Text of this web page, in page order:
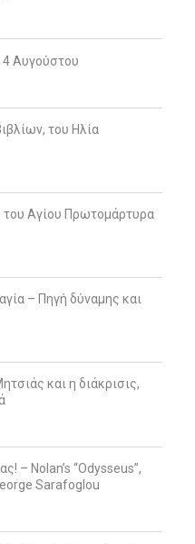
4 Αυγούστου
του Ηλία
του Αγίου Πρωτομάρτυρα
– Πηγή δύναμης και
και η διάκρισις,
– Nolan’s “Odysseus”,
Sarafoglou